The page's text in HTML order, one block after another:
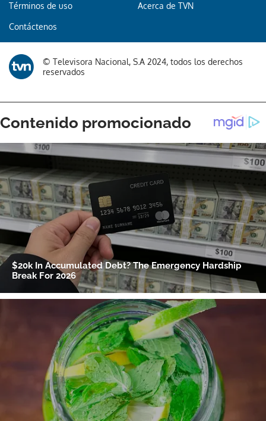
Términos de uso Acerca de TVN
Contáctenos
© Televisora Nacional, S.A 2024, todos los derechos
reservados